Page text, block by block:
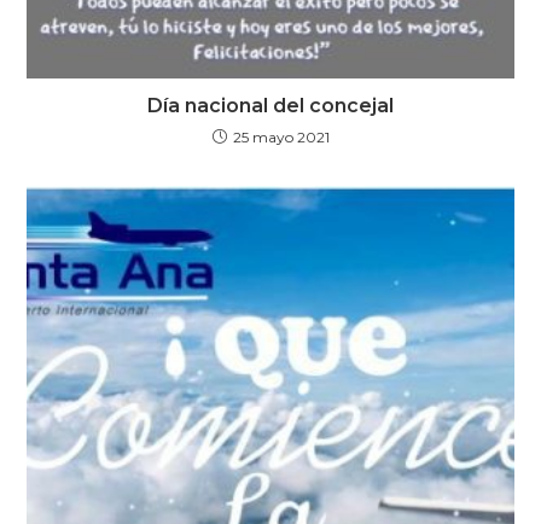
Día nacional del concejal
25 mayo 2021